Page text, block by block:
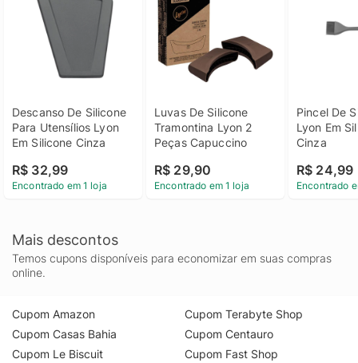
Descanso De Silicone
Para Utensílios Lyon
Em Silicone Cinza
R$ 32,99
Encontrado em 1 loja
Luvas De Silicone
Tramontina Lyon 2
Peças Capuccino
R$ 29,90
Encontrado em 1 loja
Pincel De
Lyon Em
Cinza
R$ 24,99
Encontrado
Mais descontos
Temos cupons disponíveis para economizar em suas compras
online.
Cupom Amazon
Cupom Casas Bahia
Cupom Le Biscuit
Cupom Terabyte Shop
Cupom Centauro
Cupom Fast Shop